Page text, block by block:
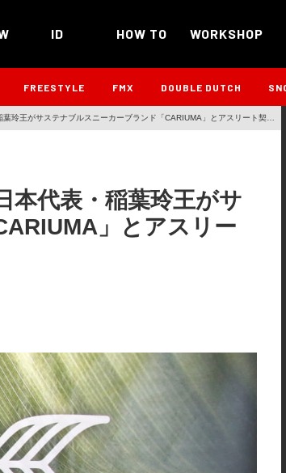
ID HOW TO WORKSHOP
FREESTYLE FMX DOUBLE DUTCH
玲王がサステナブルスニーカーブランド「CARIUMA」とアスリート契約
本代表・稲葉玲王がサ
」とアスリー